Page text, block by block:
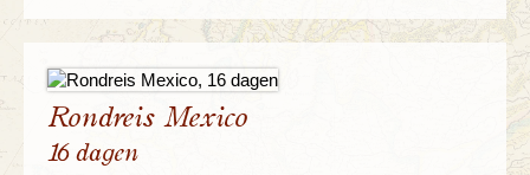
Rondreis Mexico
16 dagen